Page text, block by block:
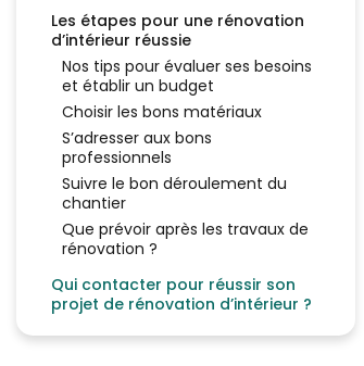
Les étapes pour une rénovation
d’intérieur réussie
Nos tips pour évaluer ses besoins
et établir un budget
Choisir les bons matériaux
S’adresser aux bons
professionnels
Suivre le bon déroulement du
chantier
Que prévoir après les travaux de
rénovation ?
Qui contacter pour réussir son
projet de rénovation d’intérieur ?